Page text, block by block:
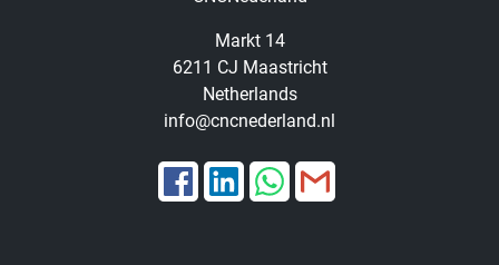
Markt 14
6211 CJ Maastricht
Netherlands
info@cncnederland.nl